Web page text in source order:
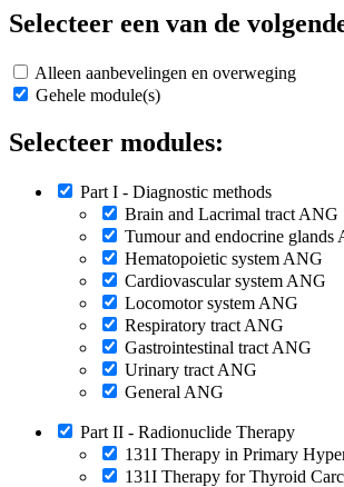
Selecteer een van de
Alleen aanbevelingen en overweging
Gehele module(s)
Selecteer modules:
Part I - Diagnostic methods
Brain and Lacrimal tract ANG
Tumour and endocrine glands
Hematopoietic system ANG
Cardiovascular system ANG
Locomotor system ANG
Respiratory tract ANG
Gastrointestinal tract ANG
Urinary tract ANG
General ANG
Part II - Radionuclide Therapy
131I Therapy in Primary
131I Therapy for Thyroid